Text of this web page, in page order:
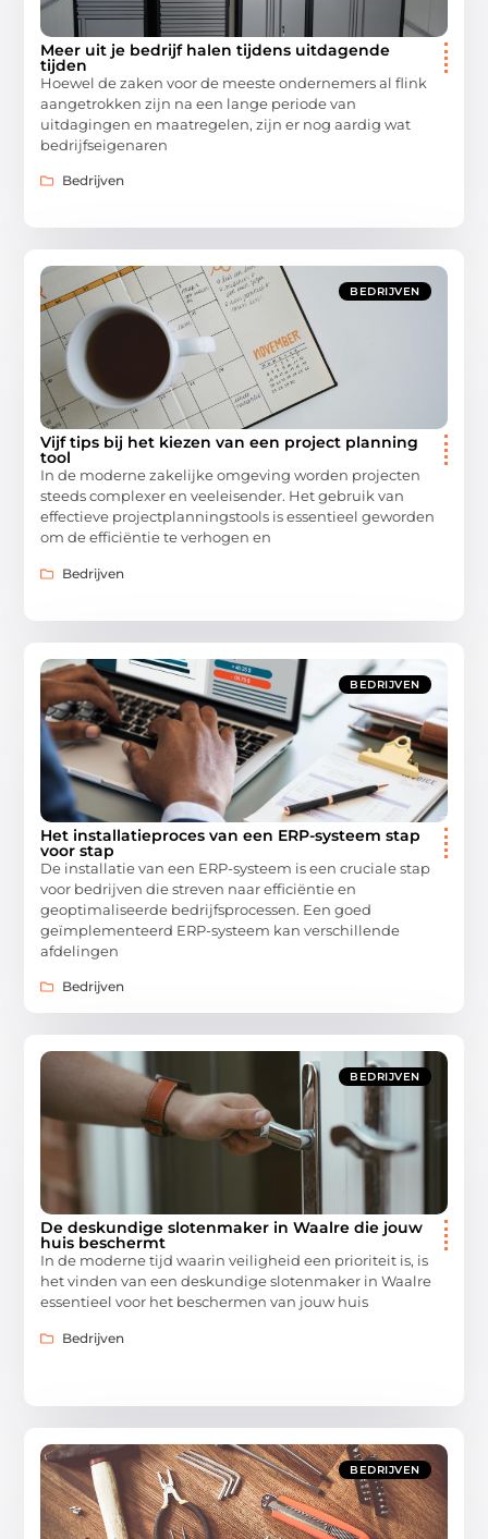
Meer uit je bedrijf halen tijdens uitdagende
tijden
Hoewel de zaken voor de meeste ondernemers al flink
aangetrokken zijn na een lange periode van
uitdagingen en maatregelen, zijn er nog aardig wat
bedrijfseigenaren
Bedrijven
BEDRIJVEN
Vijf tips bij het kiezen van een project planning
tool
In de moderne zakelijke omgeving worden projecten
steeds complexer en veeleisender. Het gebruik van
effectieve projectplanningstools is essentieel geworden
om de efficiëntie te verhogen en
Bedrijven
BEDRIJVEN
Het installatieproces van een ERP-systeem stap
voor stap
De installatie van een ERP-systeem is een cruciale stap
voor bedrijven die streven naar efficiëntie en
geoptimaliseerde bedrijfsprocessen. Een goed
geïmplementeerd ERP-systeem kan verschillende
afdelingen
Bedrijven
BEDRIJVEN
De deskundige slotenmaker in Waalre die jouw
huis beschermt
In de moderne tijd waarin veiligheid een prioriteit is, is
het vinden van een deskundige slotenmaker in Waalre
essentieel voor het beschermen van jouw huis
Bedrijven
BEDRIJVEN